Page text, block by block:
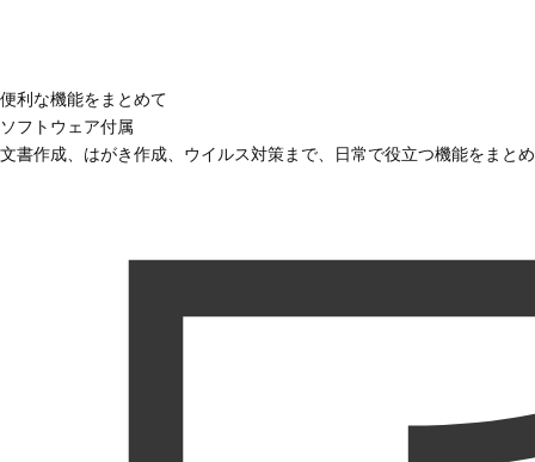
便利な機能をまとめて
ソフトウェア付属
文書作成、はがき作成、ウイルス対策まで、日常で役立つ機能をまと